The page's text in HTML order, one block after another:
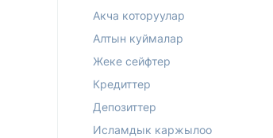
Акча которуулар
Алтын куймалар
Жеке сейфтер
Кредиттер
Депозиттер
Исламдык каржылоо